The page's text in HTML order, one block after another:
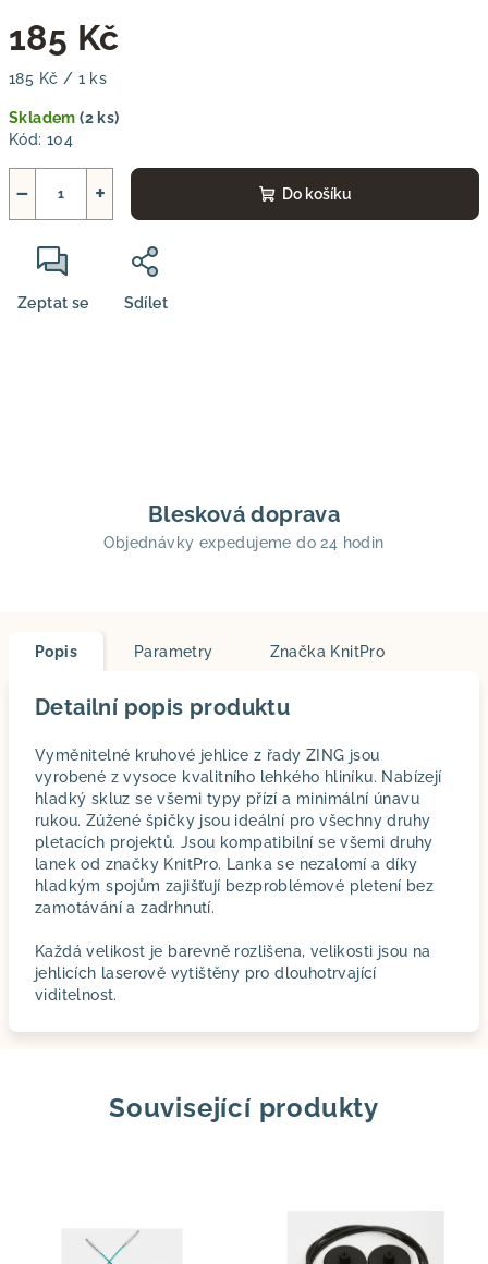
185 Kč
Měrná
185 Kč / 1 ks
Skladem(2 ks)
Kód: 104
+
− Do košíku
Zeptat se Sdílet
Blesková doprava
Objednávky expedujeme do 24 hodin
Popis Parametry Značka KnitPro
Detailní popis produktu
Vyměnitelné kruhové jehlice z řady ZING jsou
vyrobené z vysoce kvalitního lehkého hliníku. Nabízejí
hladký skluz se všemi typy přízí a minimální únavu
rukou. Zúžené špičky jsou ideální pro všechny druhy
pletacích projektů. Jsou kompatibilní se všemi druhy
lanek od značky KnitPro. Lanka se nezalomí a díky
hladkým spojům zajišťují bezproblémové pletení bez
zamotávání a zadrhnutí.
Každá velikost je barevně rozlišena, velikosti jsou na
jehlicích laserově vytištěny pro dlouhotrvající
viditelnost.
Související produkty